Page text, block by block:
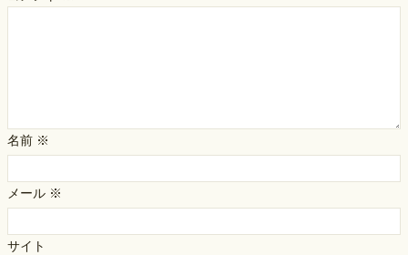
名前 ※
メール ※
サイト